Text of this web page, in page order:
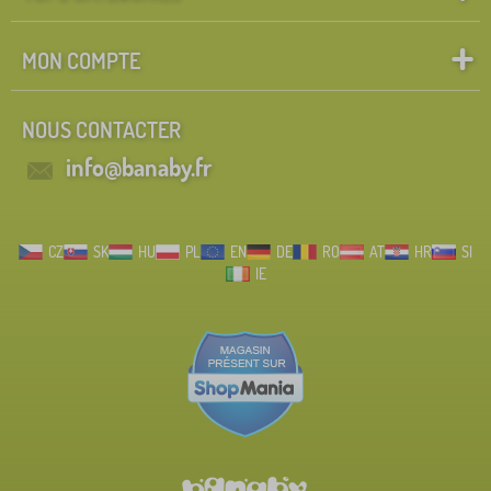
MON COMPTE
NOUS CONTACTER
info@banaby.fr
CZ SK HU PL EN DE RO AT HR
SI
IE